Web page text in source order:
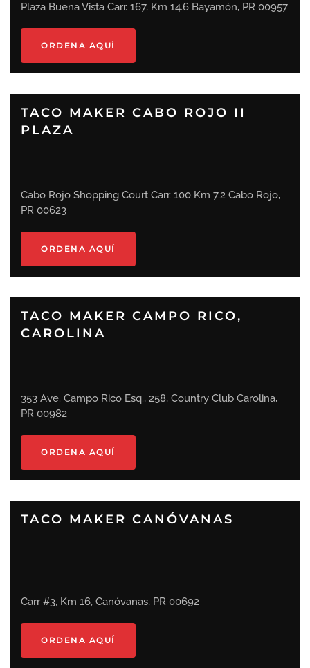
Plaza Buena Vista Carr. 167, Km 14.6 Bayamón, PR 00957
ORDENA AQUÍ
TACO MAKER CABO ROJO II
PLAZA
Cabo Rojo Shopping Court Carr. 100 Km 7.2 Cabo Rojo,
PR 00623
ORDENA AQUÍ
TACO MAKER CAMPO RICO,
CAROLINA
353 Ave. Campo Rico Esq., 258, Country Club Carolina,
PR 00982
ORDENA AQUÍ
TACO MAKER CANÓVANAS
Carr #3, Km 16, Canóvanas, PR 00692
ORDENA AQUÍ